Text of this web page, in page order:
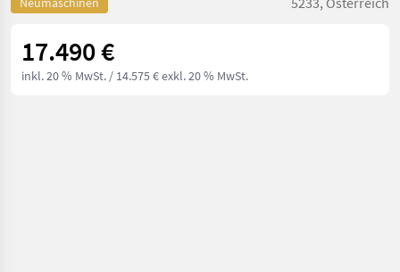
17.490 €
inkl. 20 % MwSt. / 14.575 € exkl. 20 % MwSt.